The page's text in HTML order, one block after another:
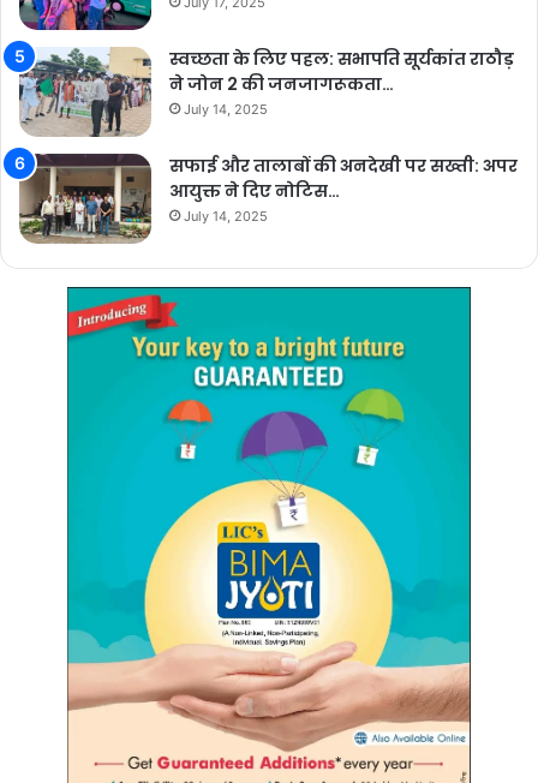
स्वच्छता के लिए पहल: सभापति सूर्यकांत राठौड़
ने जोन 2 की जनजागरूकता…
July 14, 2025
सफाई और तालाबों की अनदेखी पर सख्ती: अपर
आयुक्त ने दिए नोटिस…
July 14, 2025